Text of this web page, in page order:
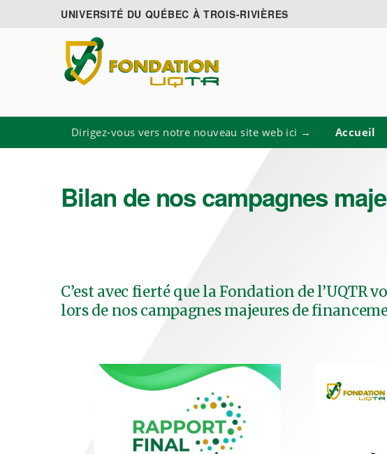
UNIVERSITÉ DU QUÉBEC À TROIS-RIVIÈRES
Dirigez-vous vers notre nouveau site web ici → Accueil
Bilan de nos campagnes
C’est avec fierté que la Fondation de l’UQTR
lors de nos campagnes majeures de